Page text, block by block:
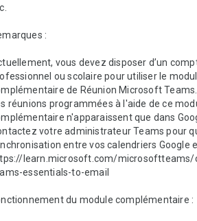
:
vous devez disposer d’un
ou scolaire pour utiliser le
de Réunion Microsoft
réunions programmées à l'aide de ce
n'apparaissent que dans
votre administrateur Teams pour
entre vos calendriers Google
learn.microsoft.com/microsoftteams/
essentials-to-email
du module complémentaire :